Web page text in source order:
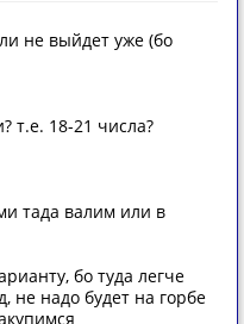
не выйдет уже (бо
т.е. 18-21 числа?
тада валим или в
бо туда легче
не надо будет на горбе